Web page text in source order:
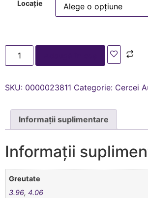
Locație
SKU: 0000023811 Categorie: Cercei
Informații suplimentare
Informații
Greutate
3.96,4.06